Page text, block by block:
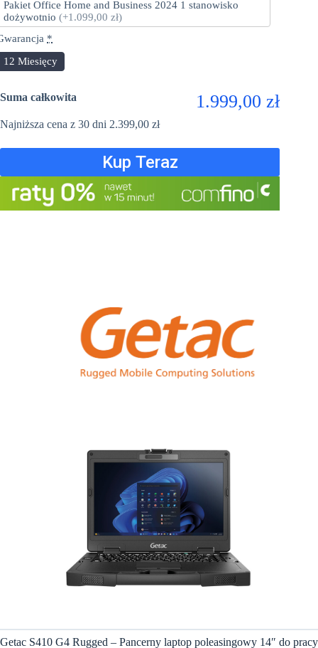
Pakiet Office Home and Business 2024 1 stanowisko
dożywotnio (+1.099,00 zł)
*
12 Miesięcy
Suma całkowita 1.999,00 zł
Najniższa cena z 30 dni 2.399,00 zł
Kup Teraz
Getac S410 G4 Rugged – Pancerny laptop poleasingowy 14″ do pracy